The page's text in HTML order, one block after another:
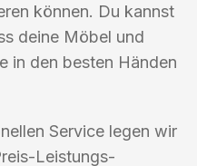
können. Du kannst
deine Möbel und
in den besten Händen
Service legen wir
Leistungs-